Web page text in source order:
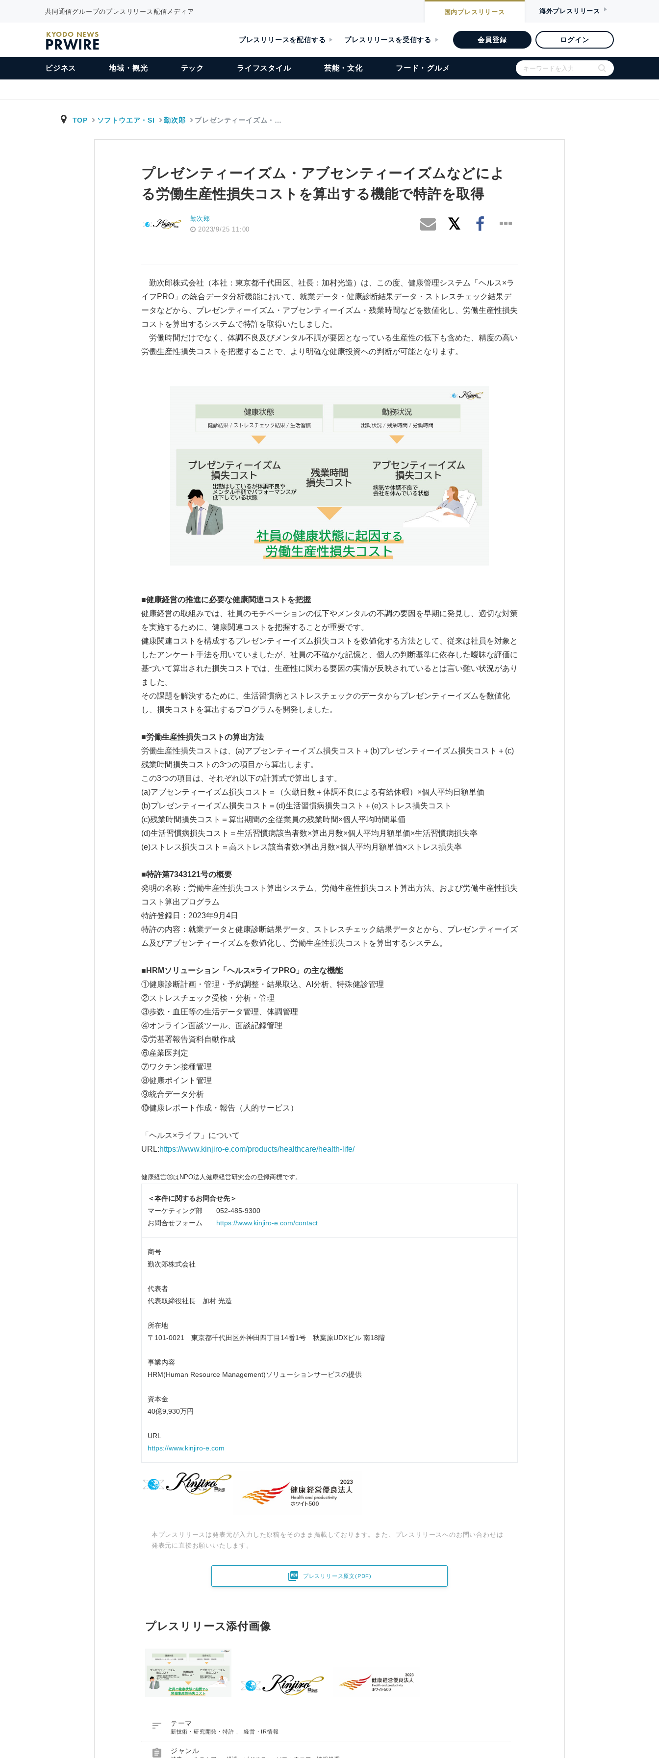
共同通信グループのプレスリリース配信メディア 国内プレスリリース 海外プレスリリース
KYODO NEWS
PRWIRE プレスリリースを配信する プレスリリースを受信する 会員登録 ログイン
ビジネス 地域・観光 テック ライフスタイル 芸能・文化 フード・グルメ
TOP ソフトウエア・SI 勤次郎 プレゼンティーイズム・…
プレゼンティーイズム・アブセンティーイズムなどによ
る労働生産性損失コストを算出する機能で特許を取得
勤次郎
2023/9/25 11:00
勤次郎株式会社（本社：東京都千代田区、社長：加村光造）は、この度、健康管理システム「ヘルス×ラ
イフPRO」の統合データ分析機能において、就業データ・健康診断結果データ・ストレスチェック結果デ
ータなどから、プレゼンティーイズム・アブセンティーイズム・残業時間などを数値化し、労働生産性損失
コストを算出するシステムで特許を取得いたしました。
労働時間だけでなく、体調不良及びメンタル不調が要因となっている生産性の低下も含めた、精度の高い
労働生産性損失コストを把握することで、より明確な健康投資への判断が可能となります。
■健康経営の推進に必要な健康関連コストを把握
健康経営の取組みでは、社員のモチベーションの低下やメンタルの不調の要因を早期に発見し、適切な対策
を実施するために、健康関連コストを把握することが重要です。
健康関連コストを構成するプレゼンティーイズム損失コストを数値化する方法として、従来は社員を対象と
したアンケート手法を用いていましたが、社員の不確かな記憶と、個人の判断基準に依存した曖昧な評価に
基づいて算出された損失コストでは、生産性に関わる要因の実情が反映されているとは言い難い状況があり
ました。
その課題を解決するために、生活習慣病とストレスチェックのデータからプレゼンティーイズムを数値化
し、損失コストを算出するプログラムを開発しました。
■労働生産性損失コストの算出方法
労働生産性損失コストは、(a)アブセンティーイズム損失コスト＋(b)プレゼンティーイズム損失コスト＋(c)
残業時間損失コストの3つの項目から算出します。
この3つの項目は、それぞれ以下の計算式で算出します。
(a)アブセンティーイズム損失コスト＝（欠勤日数＋体調不良による有給休暇）×個人平均日額単価
(b)プレゼンティーイズム損失コスト＝(d)生活習慣病損失コスト＋(e)ストレス損失コスト
(c)残業時間損失コスト＝算出期間の全従業員の残業時間×個人平均時間単価
(d)生活習慣病損失コスト＝生活習慣病該当者数×算出月数×個人平均月額単価×生活習慣病損失率
(e)ストレス損失コスト＝高ストレス該当者数×算出月数×個人平均月額単価×ストレス損失率
■特許第7343121号の概要
発明の名称：労働生産性損失コスト算出システム、労働生産性損失コスト算出方法、および労働生産性損失
コスト算出プログラム
特許登録日：2023年9月4日
特許の内容：就業データと健康診断結果データ、ストレスチェック結果データとから、プレゼンティーイズ
ム及びアブセンティーイズムを数値化し、労働生産性損失コストを算出するシステム。
■ HRM ソリューション「ヘルス×ライフ PRO」の主な機能
①健康診断計画・管理・予約調整・結果取込、AI分析、特殊健診管理
②ストレスチェック受検・分析・管理
③歩数・血圧等の生活データ管理、体調管理
④オンライン面談ツール、面談記録管理
⑤労基署報告資料自動作成
⑥産業医判定
⑦ワクチン接種管理
⑧健康ポイント管理
⑨統合データ分析
⑩健康レポート作成・報告（人的サービス）
「ヘルス×ライフ」について
URL:https://www.kinjiro-e.com/products/healthcare/health-life/
健康経営ⓇはNPO法人健康経営研究会の登録商標です。
＜本件に関するお問合せ先＞
マーケティング部 052-485-9300
お問合せフォーム https://www.kinjiro-e.com/contact
商号
勤次郎株式会社
代表者
代表取締役社長 加村 光造
所在地
〒101-0021 東京都千代田区外神田四丁目14番1号 秋葉原UDXビル 南18階
事業内容
HRM(Human Resource Management)ソリューションサービスの提供
資本金
40億9,930万円
URL
https://www.kinjiro-e.com
本プレスリリースは発表元が入力した原稿をそのまま掲載しております。また、プレスリリースへのお問い合わせは
発表元に直接お願いいたします。
 プレスリリース原文(PDF)
プレスリリース添付画像
 テーマ
新技術・研究開発・特許 、経営・IR情報
 ジャンル